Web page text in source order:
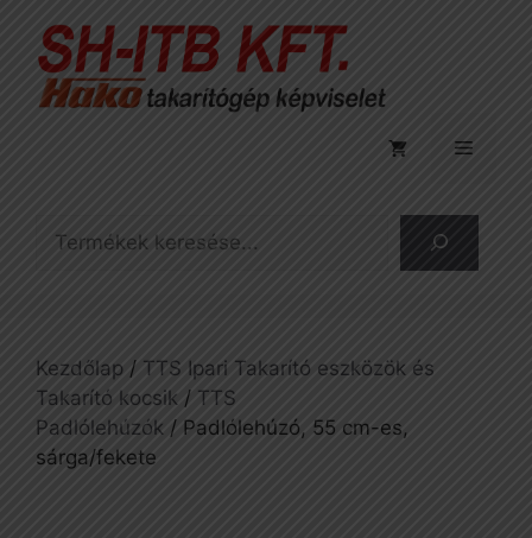
tartalomba
Menü
Kezdőlap / TTS Ipari Takarító eszközök és
Takarító kocsik / TTS
Padlólehúzók / Padlólehúzó, 55 cm-es,
sárga/fekete